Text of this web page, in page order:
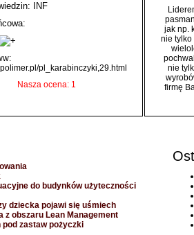
INF
pl_karabinczyki,29.html
Nasza ocena: 1
jak np.
nie tylko
nie
firmę
do budynków użyteczności
dziecka pojawi się uśmiech
z obszaru Lean Management
pod zastaw pożyczki